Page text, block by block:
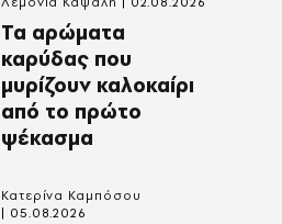
Τα αρώματα
καρύδας που
μυρίζουν καλοκαίρι
από το πρώτο
ψέκασμα
Κατερίνα Καμπόσου
05.08.2026